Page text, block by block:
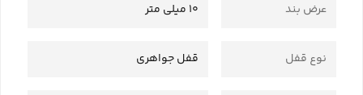
عرض بند 10 میلی متر
نوع قفل قفل جواهری